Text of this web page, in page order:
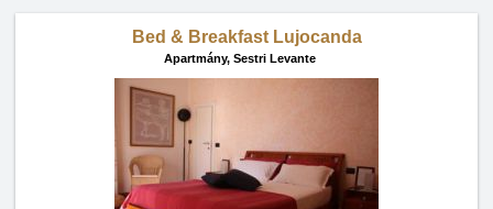
Bed & Breakfast Lujocanda
Apartmány, Sestri Levante